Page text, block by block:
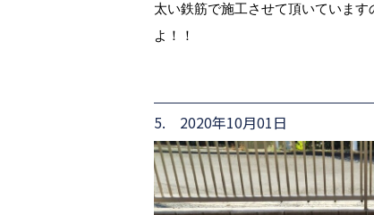
太い鉄筋で施工させて頂いていま
よ！！
5. 2020年10月01日